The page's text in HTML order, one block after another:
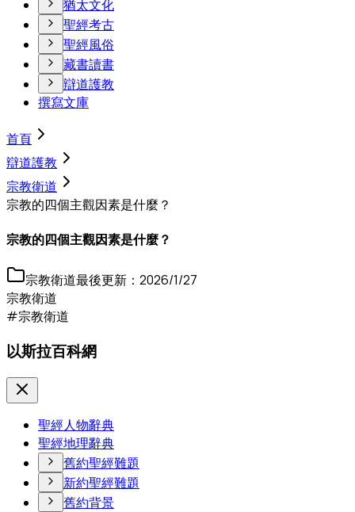
猶太文化
聖經考古
聖經風俗
藏書讀書
辯道護教
撰寫文庫
首頁
辯道護教
宗教衛道
宗教的四個主觀因素是什麼？
宗教的四個主觀因素是什麼？
宗教衛道最後更新： 2026/1/27
宗教衛道
#宗教衛道
以斯拉百科網
聖經人物辭典
聖經地理辭典
舊約聖經難題
新約聖經難題
舊約背景